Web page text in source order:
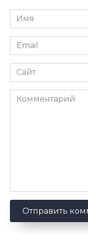
Имя
*
Email
*
Сайт
Комментарий